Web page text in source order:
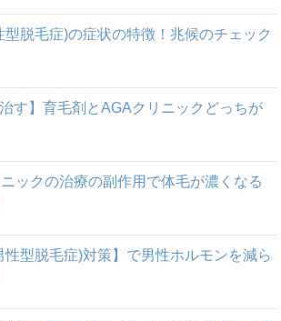
型脱毛症)の症状の特徴！兆候のチェック
治す】育毛剤とAGAクリニックどっちが
ックの治療の副作用で体毛が濃くなる
性型脱毛症)対策】で男性ホルモンを減ら